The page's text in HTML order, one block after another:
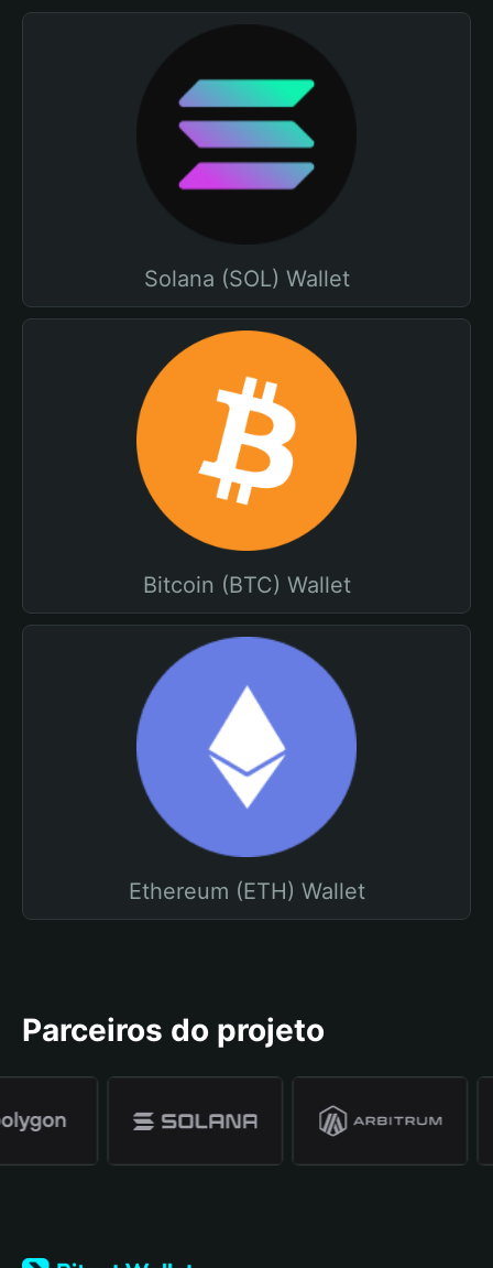
Solana (SOL) Wallet
Bitcoin (BTC) Wallet
Ethereum (ETH) Wallet
Parceiros do projeto